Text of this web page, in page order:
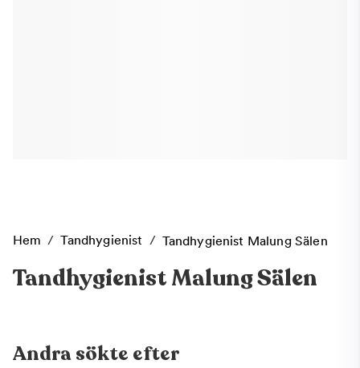
Hem / Tandhygienist / Tandhygienist Malung Sälen
Tandhygienist Malung Sälen
Andra sökte efter